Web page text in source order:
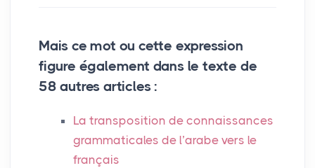
Mais ce mot ou cette expression
figure également dans le texte de
58 autres articles :
La transposition de connaissances
grammaticales de l’arabe vers le
français